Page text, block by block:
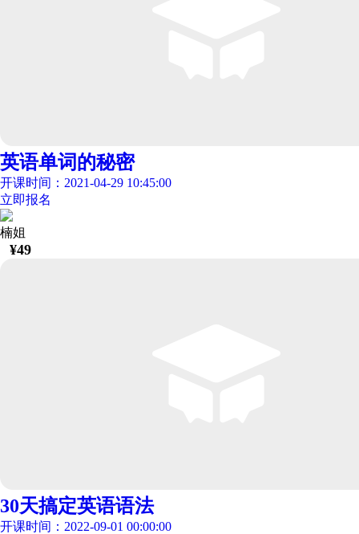
英语单词的秘密
开课时间：2021-04-29 10:45:00
立即报名
楠姐
¥49
30天搞定英语语法
开课时间：2022-09-01 00:00:00